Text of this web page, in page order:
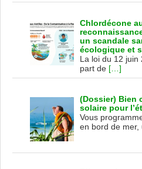
Chlordécone
un scandale
écologique et
La loi du 12 juin
part de […]
(Dossier) Bien
solaire pour
Vous
en bord de mer,